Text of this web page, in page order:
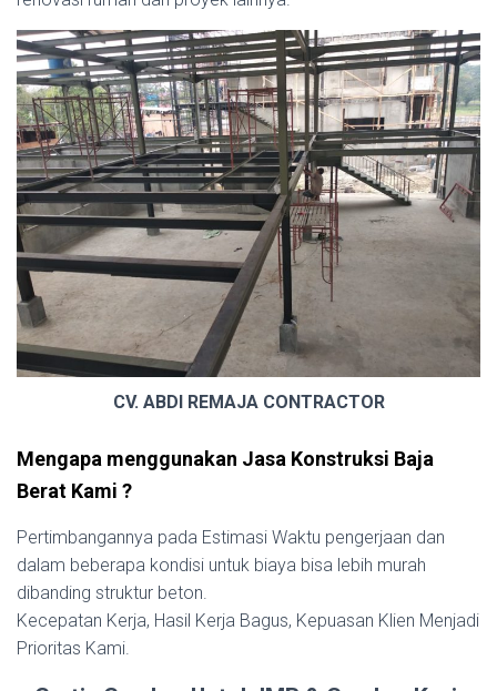
CV. ABDI REMAJA CONTRACTOR
Mengapa menggunakan Jasa Konstruksi Baja
Berat Kami ?
Pertimbangannya pada Estimasi Waktu pengerjaan dan
dalam beberapa kondisi untuk biaya bisa lebih murah
dibanding struktur beton.
Kecepatan Kerja, Hasil Kerja Bagus, Kepuasan Klien Menjadi
Prioritas Kami.